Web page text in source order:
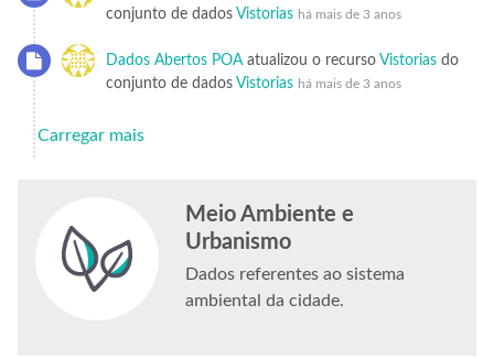
conjunto de dados Vistorias há mais de 3 anos
Dados Abertos POAatualizou o recurso Vistorias do
conjunto de dados Vistorias há mais de 3 anos
Carregar mais
Meio Ambiente e
Urbanismo
Dados referentes ao sistema
ambiental da cidade.